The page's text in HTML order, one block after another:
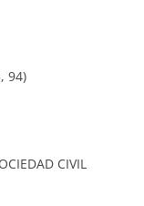
94)
CIVIL